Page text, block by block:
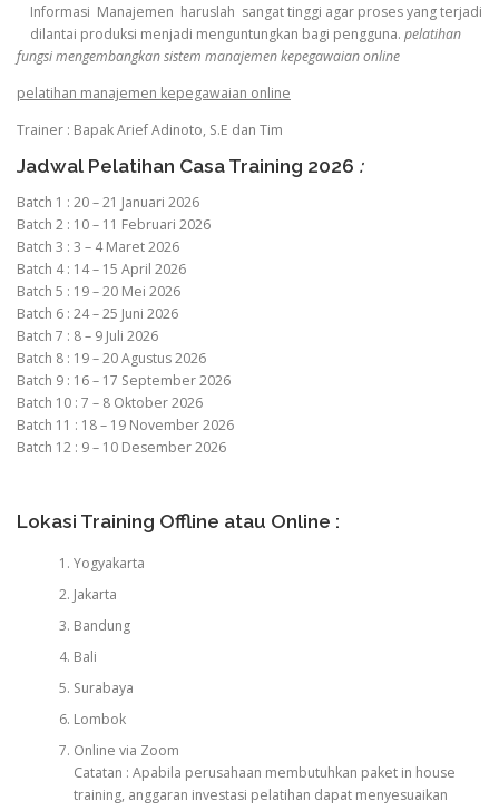
Informasi Manajemen haruslah sangat tinggi agar proses yang terjadi
dilantai produksi menjadi menguntungkan bagi pengguna. pelatihan
fungsi mengembangkan sistem manajemen kepegawaian online
pelatihan manajemen kepegawaian online
Trainer : Bapak Arief Adinoto, S.E dan Tim
Jadwal Pelatihan Casa Training 2026 :
Batch 1 : 20 – 21 Januari 2026
Batch 2 : 10 – 11 Februari 2026
Batch 3 : 3 – 4 Maret 2026
Batch 4 : 14 – 15 April 2026
Batch 5 : 19 – 20 Mei 2026
Batch 6 : 24 – 25 Juni 2026
Batch 7 : 8 – 9 Juli 2026
Batch 8 : 19 – 20 Agustus 2026
Batch 9 : 16 – 17 September 2026
Batch 10 : 7 – 8 Oktober 2026
Batch 11 : 18 – 19 November 2026
Batch 12 : 9 – 10 Desember 2026
Lokasi Training Offline atau Online :
Yogyakarta
Jakarta
Bandung
Bali
Surabaya
Lombok
Online via Zoom
Catatan : Apabila perusahaan membutuhkan paket in house
training, anggaran investasi pelatihan dapat menyesuaikan